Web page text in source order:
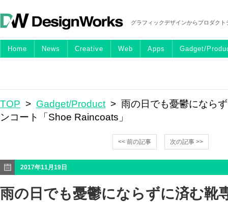
グラフィックデザインからプロダク
Home News Creative Web Apps Gadget/
TOP > Gadget/Product > 雨の日でも憂鬱になら
ンコート「Shoe Raincoats」
<< 前の記事 次の記事 >>
2017年11月19日
雨の日でも憂鬱にならずに済む靴